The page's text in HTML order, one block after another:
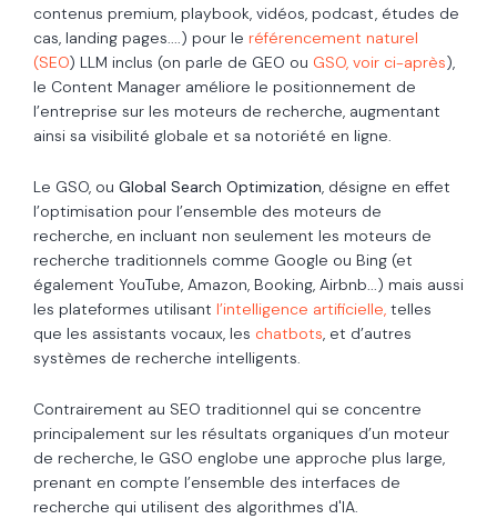
contenus premium, playbook, vidéos, podcast, études de
cas, landing pages....) pour le référencement naturel
(SEO) LLM inclus (on parle de GEO ou GSO, voir ci-après),
le Content Manager améliore le positionnement de
l’entreprise sur les moteurs de recherche, augmentant
ainsi sa visibilité globale et sa notoriété en ligne.
Le GSO, ou Global Search Optimization, désigne en effet
l’optimisation pour l’ensemble des moteurs de
recherche, en incluant non seulement les moteurs de
recherche traditionnels comme Google ou Bing (et
également YouTube, Amazon, Booking, Airbnb...) mais aussi
les plateformes utilisant l’intelligence artificielle, telles
que les assistants vocaux, les chatbots, et d’autres
systèmes de recherche intelligents.
Contrairement au SEO traditionnel qui se concentre
principalement sur les résultats organiques d’un moteur
de recherche, le GSO englobe une approche plus large,
prenant en compte l’ensemble des interfaces de
recherche qui utilisent des algorithmes d'IA.